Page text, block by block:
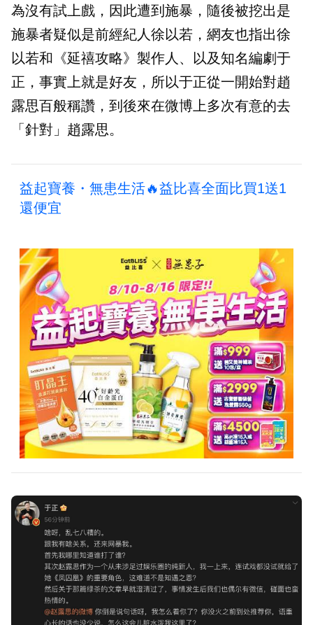
為沒有試上戲，因此遭到施暴，隨後被挖出是
施暴者疑似是前經紀人徐以若，網友也指出徐
以若和《延禧攻略》製作人、以及知名編劇于
正，事實上就是好友，所以于正從一開始對趙
露思百般稱讚，到後來在微博上多次有意的去
「針對」趙露思。
益起寶養・無患生活🔥益比喜全面比買1送1
還便宜